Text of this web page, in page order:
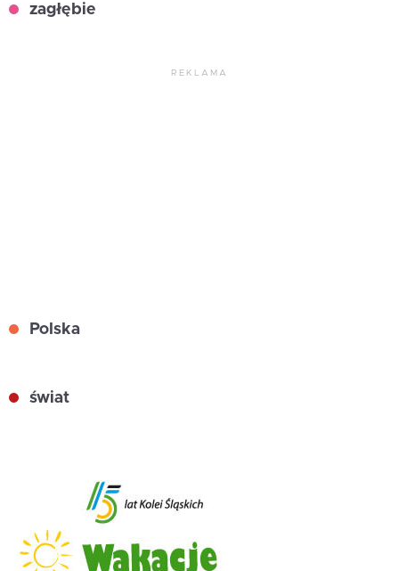
zagłębie
REKLAMA
Polska
świat